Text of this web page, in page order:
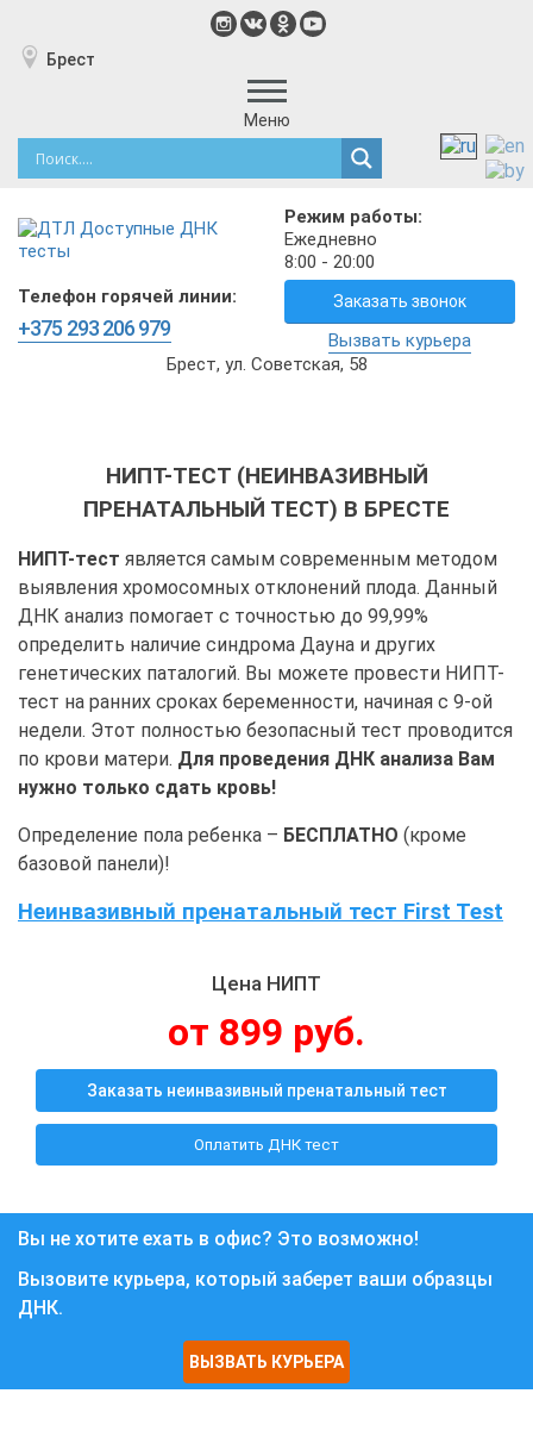
Брест
Меню
Режим работы:
Ежедневно
8:00 - 20:00
Телефон горячей линии:
+375 293 206 979
Заказать звонок
Вызвать курьера
Брест, ул. Советская, 58
НИПТ-ТЕСТ (НЕИНВАЗИВНЫЙ
ПРЕНАТАЛЬНЫЙ ТЕСТ) В БРЕСТЕ
НИПТ-тест является самым современным методом
выявления хромосомных отклонений плода. Данный
ДНК анализ помогает с точностью до 99,99%
определить наличие синдрома Дауна и других
генетических паталогий. Вы можете провести НИПТ-
тест на ранних сроках беременности, начиная с 9-ой
недели. Этот полностью безопасный тест проводится
по крови матери. Для проведения ДНК анализа Вам
нужно только сдать кровь!
Определение пола ребенка – БЕСПЛАТНО (кроме
базовой панели)!
Неинвазивный пренатальный тест First Test
Цена НИПТ
от 899 руб.
Заказать неинвазивный пренатальный тест
Оплатить ДНК тест
Вы не хотите ехать в офис? Это возможно!
Вызовите курьера, который заберет ваши образцы
ДНК.
ВЫЗВАТЬ КУРЬЕРА